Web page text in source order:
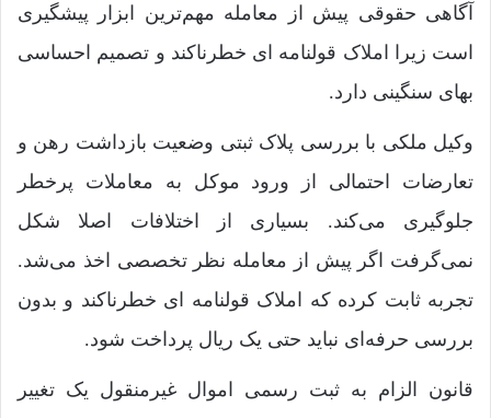
آگاهی حقوقی پیش از معامله مهم‌ترین ابزار پیشگیری
است زیرا املاک قولنامه ای خطرناکند و تصمیم احساسی
بهای سنگینی دارد.
وکیل ملکی با بررسی پلاک ثبتی وضعیت بازداشت رهن و
تعارضات احتمالی از ورود موکل به معاملات پرخطر
جلوگیری می‌کند. بسیاری از اختلافات اصلا شکل
نمی‌گرفت اگر پیش از معامله نظر تخصصی اخذ می‌شد.
تجربه ثابت کرده که املاک قولنامه ای خطرناکند و بدون
بررسی حرفه‌ای نباید حتی یک ریال پرداخت شود.
قانون الزام به ثبت رسمی اموال غیرمنقول یک تغییر